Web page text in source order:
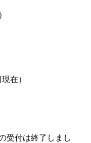
在）
受付は終了しまし